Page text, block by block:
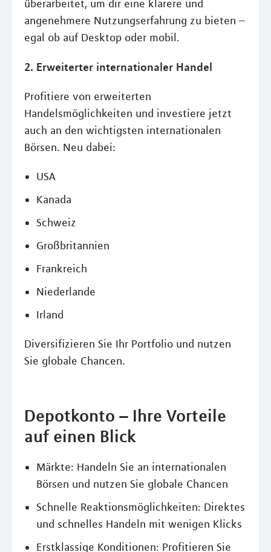
überarbeitet, um dir eine klarere und
angenehmere Nutzungserfahrung zu bieten –
egal ob auf Desktop oder mobil.
2. Erweiterter internationaler Handel
Profitiere von erweiterten
Handelsmöglichkeiten und investiere jetzt
auch an den wichtigsten internationalen
Börsen. Neu dabei:
USA
Kanada
Schweiz
Großbritannien
Frankreich
Niederlande
Irland
Diversifizieren Sie Ihr Portfolio und nutzen
Sie globale Chancen.
Depotkonto – Ihre Vorteile
auf einen Blick
Märkte: Handeln Sie an internationalen
Börsen und nutzen Sie globale Chancen
Schnelle Reaktionsmöglichkeiten: Direktes
und schnelles Handeln mit wenigen Klicks
Erstklassige Konditionen: Profitieren Sie